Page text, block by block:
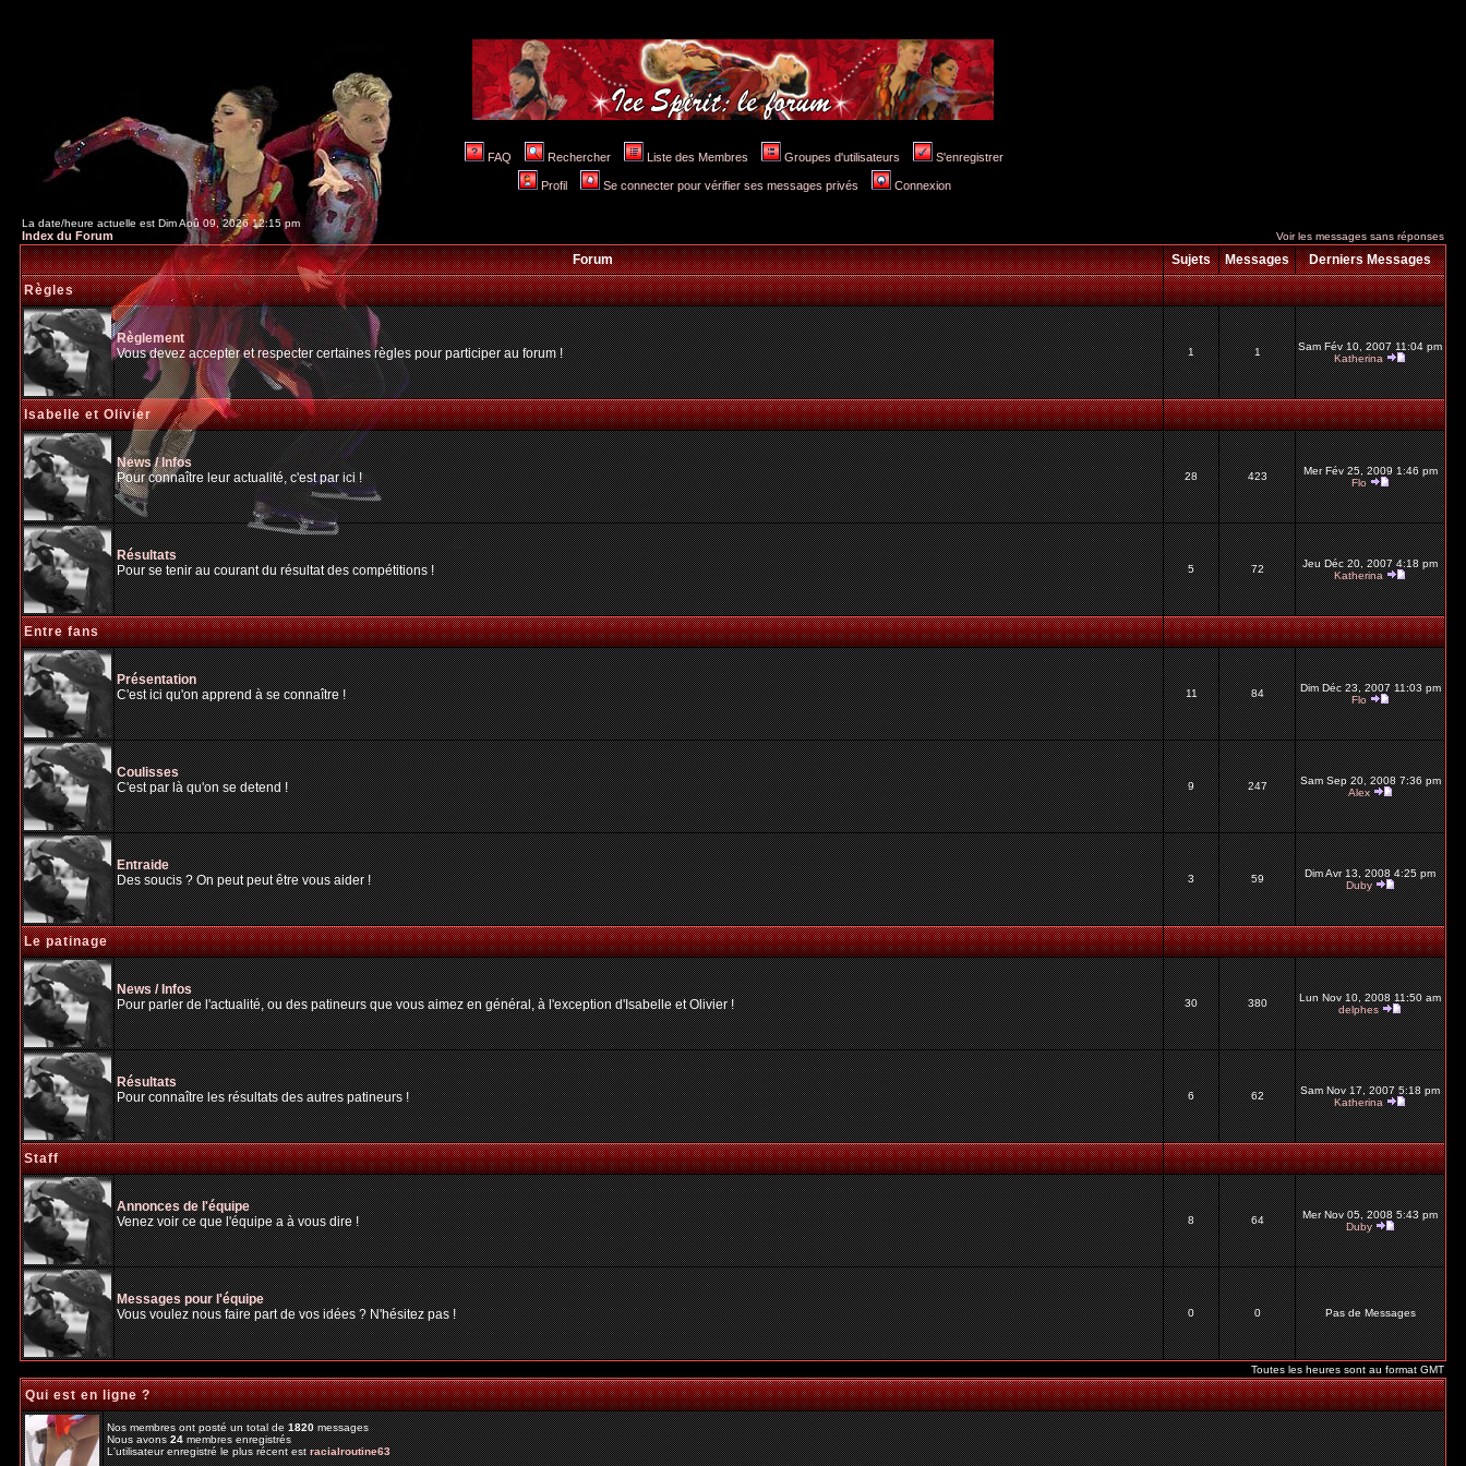
FAQ Rechercher Liste des Membres Groupes d'utilisateurs S'enregistrer
Profil Se connecter pour vérifier ses messages privés Connexion
La date/heure actuelle est Dim Aoû 09, 2026 12:15 pm
Index du Forum Voir les messages sans réponses
Forum Sujets Messages
Derniers Messages
Règles
Règlement
Vous devez accepter et respecter certaines règles pour participer au forum !
1 1
Sam Fév 10, 2007 11:04 pm
Katherina
Isabelle et Olivier
News / Infos
Pour connaître leur actualité, c'est par ici !
28 423
Mer Fév 25, 2009 1:46 pm
Flo
Résultats
Pour se tenir au courant du résultat des compétitions !
5 72
Jeu Déc 20, 2007 4:18 pm
Katherina
Entre fans
Présentation
C'est ici qu'on apprend à se connaître !
11 84
Dim Déc 23, 2007 11:03 pm
Flo
Coulisses
C'est par là qu'on se detend !
9 247
Sam Sep 20, 2008 7:36 pm
Alex
Entraide
Des soucis ? On peut peut être vous aider !
3 59
Dim Avr 13, 2008 4:25 pm
Duby
Le patinage
News / Infos
Pour parler de l'actualité, ou des patineurs que vous aimez en général, à l'exception d'Isabelle et Olivier !
30 380
Lun Nov 10, 2008 11:50 am
delphes
Résultats
Pour connaître les résultats des autres patineurs !
6 62
Sam Nov 17, 2007 5:18 pm
Katherina
Staff
Annonces de l'équipe
Venez voir ce que l'équipe a à vous dire !
8 64
Mer Nov 05, 2008 5:43 pm
Duby
Messages pour l'équipe
Vous voulez nous faire part de vos idées ? N'hésitez pas !
0 0 Pas de Messages
Toutes les heures sont au format GMT
Qui est en ligne ?
Nos membres ont posté un total de1820messages
Nous avons24membres enregistrés
L'utilisateur enregistré le plus récent estracialroutine63